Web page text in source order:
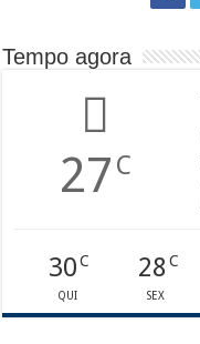
Tempo agora
27 C
30C
QUI
28C
SEX